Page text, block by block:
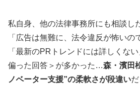
私自身、他の法律事務所にも相談し
「広告は無難に、法令違反が怖いの
「最新のPRトレンドには詳しくな
偏った回答＞が多かった…森・濱田
ノベーター支援”の柔軟さが段違い